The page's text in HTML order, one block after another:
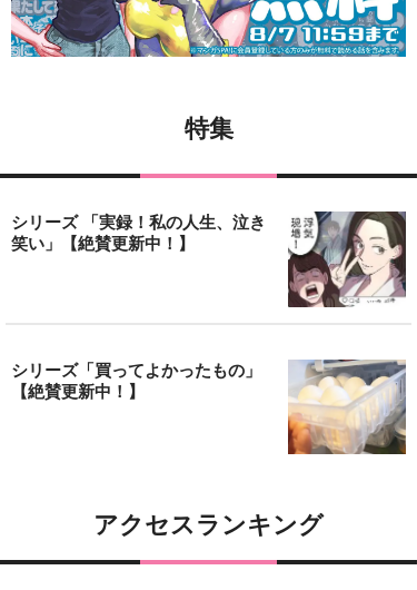
特集
シリーズ 「実録！私の人生、泣き
笑い」【絶賛更新中！】
シリーズ「買ってよかったもの」
【絶賛更新中！】
アクセスランキング